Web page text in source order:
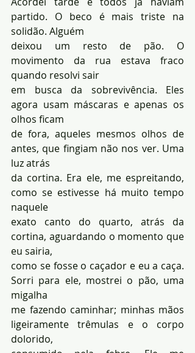
partido. O beco é mais triste na
solidão. Alguém
deixou um resto de pão. O
movimento da rua estava fraco
quando resolvi sair
em busca da sobrevivência. Eles
agora usam máscaras e apenas os
olhos ficam
de fora, aqueles mesmos olhos de
antes, que fingiam não nos ver. Uma
luz atrás
da cortina. Era ele, me espreitando,
como se estivesse há muito tempo
naquele
exato canto do quarto, atrás da
cortina, aguardando o momento que
eu sairia,
como se fosse o caçador e eu a caça.
Sorri para ele, mostrei o pão, uma
migalha
me fazendo caminhar; minhas mãos
ligeiramente trêmulas e o corpo
dolorido,